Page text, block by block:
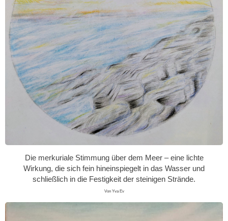
Die merkuriale Stimmung über dem Meer – eine lichte
Wirkung, die sich fein hineinspiegelt in das Wasser und
schließlich in die Festigkeit der steinigen Strände.
Von Yva Ev